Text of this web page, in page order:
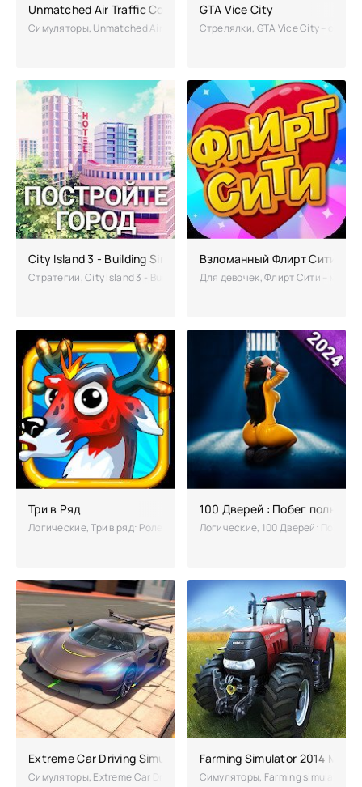
Unmatched Air Traffic Control взлом на много денег
Симуляторы, Unmatched Air Traffic Control – оригинальный проект в
GTA Vice City
Стрелялки, GTA Vice City –
City Island 3 - Building Sim Взлом на бесконечные деньги
Стратегии, City Island 3 - Building Sim – великолепный симулятор по
Взломанный Флирт Сити
Для девочек, Флирт Сити –
Три в Ряд
Логические, Три в ряд: Ролевая игра – удивительная аркада,
100 Дверей : Побег полная
Логические, 100 Дверей: Побег –
Extreme Car Driving Simulator взломанная (Мод на много
Симуляторы, Extreme Car Driving Simulator - реалистичная игра по
Farming Simulator 2014 Мод
Симуляторы, Farming simulator